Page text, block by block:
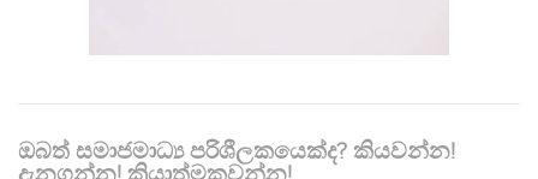
ඔබත් සමාජමාධ්‍ය පරිශීලකයෙක්ද? කියවන්න!